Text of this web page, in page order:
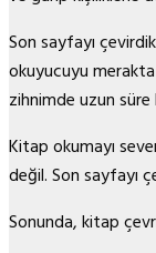
Son sayfayı
okuyucuyu
zihnimde uzun
Kitap okumayı
değil. Son sayfayı
Sonunda, kitap